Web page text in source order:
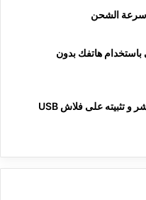
هاتفك بدون
تحميل نسخة MacOS Sierra برابط مباشر و تثبيته على فلاش USB